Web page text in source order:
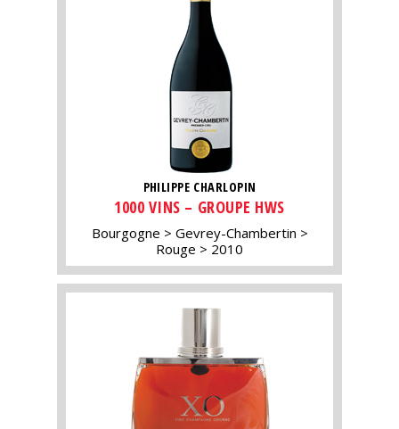
PHILIPPE CHARLOPIN
1000 VINS – GROUPE HWS
Bourgogne
Gevrey-Chambertin
Rouge
2010